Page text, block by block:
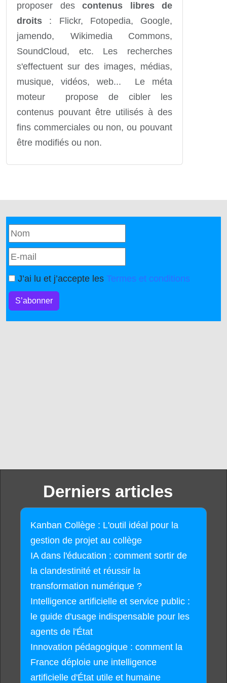
proposer des contenus libres de
droits : Flickr, Fotopedia, Google,
jamendo, Wikimedia Commons,
SoundCloud, etc. Les recherches
s'effectuent sur des images, médias,
musique, vidéos, web... Le méta
moteur propose de cibler les
contenus pouvant être utilisés à des
fins commerciales ou non, ou pouvant
être modifiés ou non.
J’ai lu et j’accepte les Termes et conditions
S’abonner
Derniers articles
Kanban Collège : L'outil idéal pour la
gestion de projet au collège
IA dans l'éducation : comment sortir de
la clandestinité et réussir la
transformation numérique ?
Intelligence artificielle et service public :
le guide d'usage indispensable pour les
agents de l'État
Innovation pédagogique : comment la
France déploie une intelligence
artificielle d'État utile et humaine